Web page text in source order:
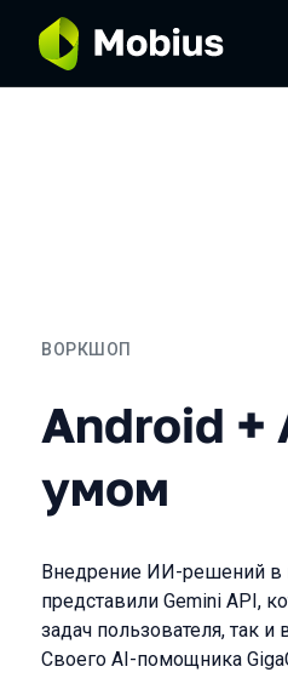
ВОРКШОП
Android +
Android +
умом
Внедрение ИИ-решений в
представили Gemini API,
задач пользователя, так
Своего AI-помощника